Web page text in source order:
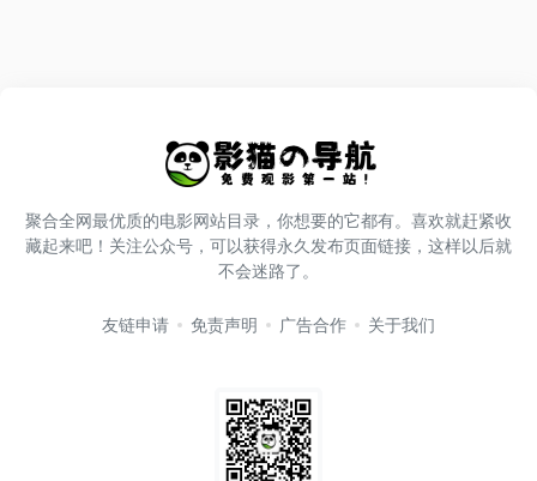
聚合全网最优质的电影网站目录，你想要的它都有。喜欢就赶紧收
藏起来吧！关注公众号，可以获得永久发布页面链接，这样以后就
不会迷路了。
友链申请 免责声明 广告合作 关于我们